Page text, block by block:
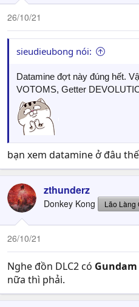
26/10/21
sieudieubong nói:
Datamine đợt này đúng hết.
VOTOMS, Getter
bạn xem datamine ở đâu thế
zthunderz
Donkey Kong Lão Làng
26/10/21
Nghe đồn DLC2 có
nữa thì phải.